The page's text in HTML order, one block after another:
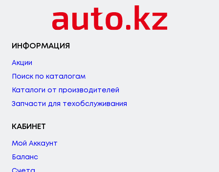
ИНФОРМАЦИЯ
Акции
Поиск по каталогам
Каталоги от производителей
Запчасти для техобслуживания
КАБИНЕТ
Мой Аккаунт
Баланс